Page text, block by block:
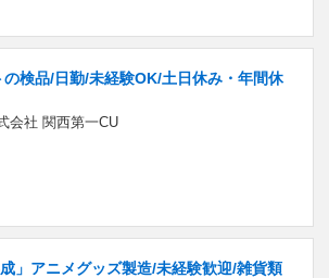
検品/日勤/未経験OK/土日休み・年間休
会社 関西第一CU
成」アニメグッズ製造/未経験歓迎/雑貨類